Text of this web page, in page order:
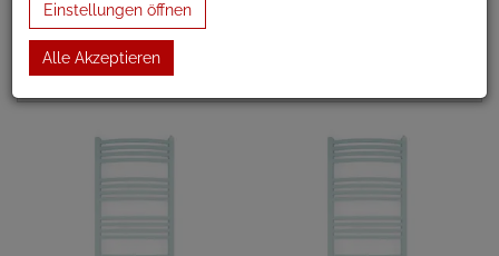
Einstellungen öffnen
Alle Akzeptieren